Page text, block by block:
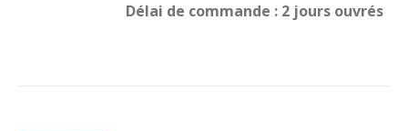
Délai de commande : 2 jours ouvrés